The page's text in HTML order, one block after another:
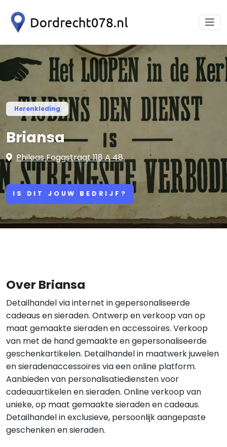
Herenkleding
Briansa
Phileas Foggstraat 118 A 48
IS DIT JOUW BEDRIJF?
Over Briansa
Detailhandel via internet in gepersonaliseerde
cadeaus en sieraden. Ontwerp en verkoop van op
maat gemaakte sieraden en accessoires. Verkoop
van met de hand gemaakte en gepersonaliseerde
geschenkartikelen. Detailhandel in maatwerk juwelen
en sieradenaccessoires via een online platform.
Aanbieden van personalisatiediensten voor
cadeauartikelen en sieraden. Online verkoop van
unieke, op maat gemaakte sieraden en cadeaus.
Detailhandel in exclusieve, persoonlijk aangepaste
geschenken en sieraden.